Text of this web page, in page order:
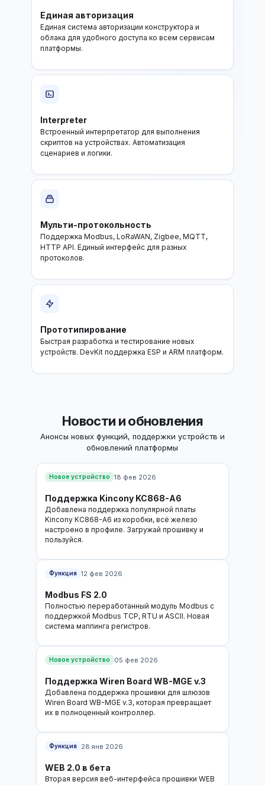
Единая авторизация
Единая система авторизации конструктора и
облака для удобного доступа ко всем сервисам
платформы.
Interpreter
Встроенный интерпретатор для выполнения
скриптов на устройствах. Автоматизация
сценариев и логики.
Мульти-протокольность
Поддержка Modbus, LoRaWAN, Zigbee, MQTT,
HTTP API. Единый интерфейс для разных
протоколов.
Прототипирование
Быстрая разработка и тестирование новых
устройств. DevKit поддержка ESP и ARM платформ.
Новости и обновления
Анонсы новых функций, поддержки устройств и
обновлений платформы
Новое устройство 18 фев 2026
Поддержка Kincony KC868-A6
Добавлена поддержка популярной платы
Kincony KC868-A6 из коробки, всё железо
настроено в профиле. Загружай прошивку и
пользуйся.
Функция 12 фев 2026
Modbus FS 2.0
Полностью переработанный модуль Modbus с
поддержкой Modbus TCP, RTU и ASCII. Новая
система маппинга регистров.
Новое устройство 05 фев 2026
Поддержка Wiren Board WB-MGE v.3
Добавлена поддержка прошивки для шлюзов
Wiren Board WB-MGE v.3, которая превращает
их в полноценный контроллер.
Функция 28 янв 2026
WEB 2.0 в бета
Вторая версия веб-интерфейса прошивки WEB